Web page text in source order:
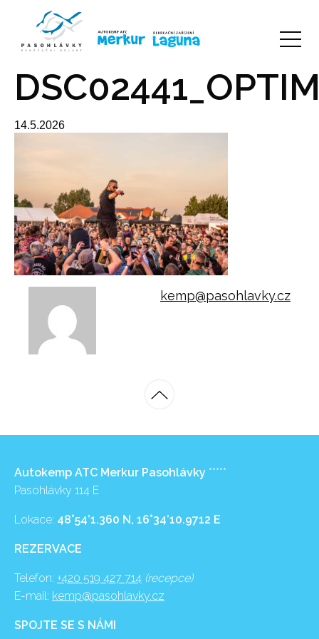
14.5.2026
kemp@pasohlavky.cz
Autokemp ATC Merkur Pasohlávky *****
Pasohlávky 114 E
Lokace: 48°54’1.360 N, 16°34’10.9712 E
REZERVACE
Telefon: +420 519 427 714 (recepce)
E-mail: kemp@pasohlavky.cz
SPOJTE SE S NÁMI